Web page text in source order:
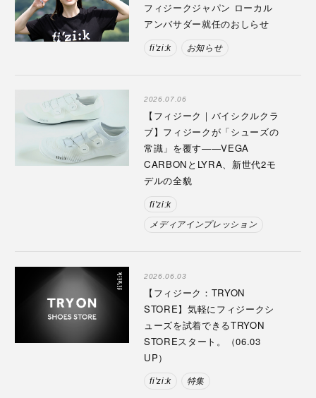
フィジークジャパン ローカル
アンバサダー就任のおしらせ
fi'zi:k お知らせ
2026.07.06
【フィジーク｜バイシクルクラ
ブ】フィジークが「シューズの
常識」を覆す——VEGA
CARBONとLYRA、新世代2モ
デルの全貌
fi'zi:k
メディアインプレッション
2026.06.03
【フィジーク：TRYON
STORE】気軽にフィジークシ
ューズを試着できるTRYON
STOREスタート。（06.03
UP）
fi'zi:k 特集